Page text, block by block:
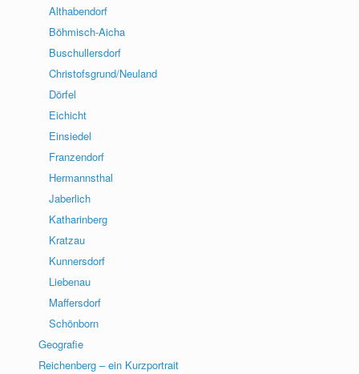
Althabendorf
Böhmisch-Aicha
Buschullersdorf
Christofsgrund/Neuland
Dörfel
Eichicht
Einsiedel
Franzendorf
Hermannsthal
Jaberlich
Katharinberg
Kratzau
Kunnersdorf
Liebenau
Maffersdorf
Schönborn
Geografie
Reichenberg – ein Kurzportrait